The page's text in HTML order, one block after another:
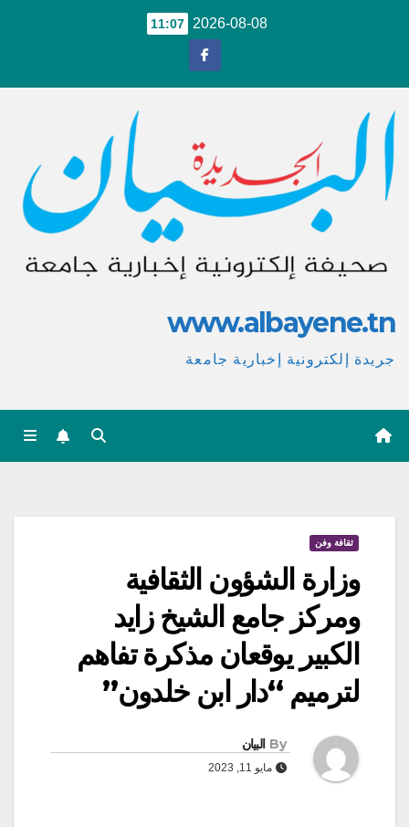
2026-08-08
11:07
www.albayene.tn
جريدة إلكترونية إخبارية جامعة
ثقافة وفن
وزارة الشؤون الثقافية
ومركز جامع الشيخ زايد
الكبير يوقعان مذكرة تفاهم
لترميم “دار ابن خلدون”
By البيان
مايو 11, 2023